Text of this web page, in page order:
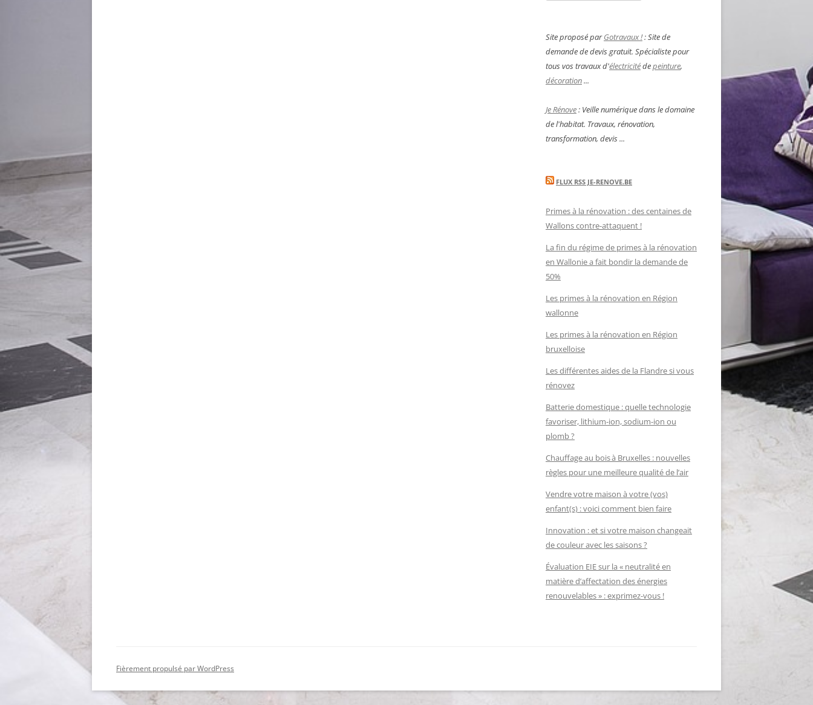
Site proposé parGotravaux !: Site de
demande de devis gratuit. Spécialiste pour
tous vos travaux d'électricitédepeinture,
décoration...
Je Rénove: Veille numérique dans le domaine
de l'habitat. Travaux, rénovation,
transformation, devis ...
FLUX RSS JE-RENOVE.BE
Primes à la rénovation : des centaines de
Wallons contre-attaquent !
La fin du régime de primes à la rénovation
en Wallonie a fait bondir la demande de
50%
Les primes à la rénovation en Région
wallonne
Les primes à la rénovation en Région
bruxelloise
Les différentes aides de la Flandre si vous
rénovez
Batterie domestique : quelle technologie
favoriser, lithium-ion, sodium-ion ou
plomb ?
Chauffage au bois à Bruxelles : nouvelles
règles pour une meilleure qualité de l’air
Vendre votre maison à votre (vos)
enfant(s) : voici comment bien faire
Innovation : et si votre maison changeait
de couleur avec les saisons ?
Évaluation EIE sur la « neutralité en
matière d’affectation des énergies
renouvelables » : exprimez-vous !
Fièrement propulsé par WordPress